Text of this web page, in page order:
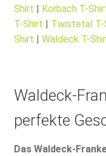
Shirt
Korbach T-
T-Shirt
Twistetal T-
Shirt
Waldeck T-
Waldeck-
perfekte
Das Waldeck-